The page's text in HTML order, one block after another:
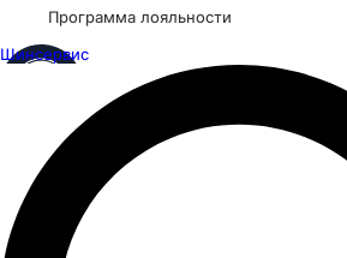
Программа лояльности
Шинсервис